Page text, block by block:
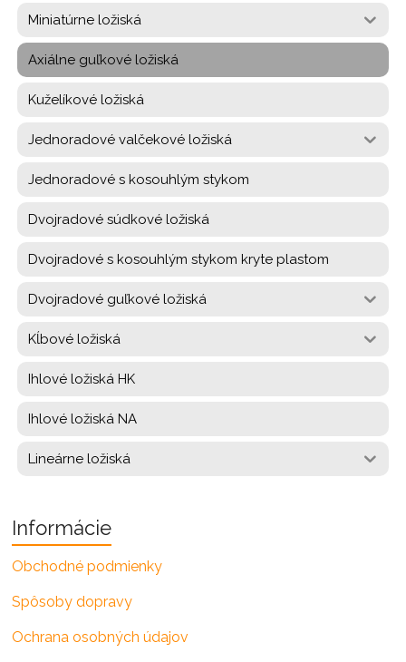
Miniatúrne ložiská
Axiálne guľkové ložiská
Kuželíkové ložiská
Jednoradové valčekové ložiská
Jednoradové s kosouhlým stykom
Dvojradové súdkové ložiská
Dvojradové s kosouhlým stykom kryte plastom
Dvojradové guľkové ložiská
Kĺbové ložiská
Ihlové ložiská HK
Ihlové ložiská NA
Lineárne ložiská
Informácie
Obchodné podmienky
Spôsoby dopravy
Ochrana osobných údajov